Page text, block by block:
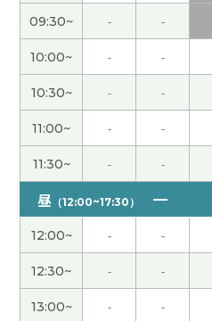
謝謝老師，下次見！
谢谢老师，这节课也很有意
旅行的时候经常一个人去
可以自己决定。 所以我很
待能和老师再聊，下次再
谢谢老师，我很高兴能和您
有趣能听到旅行的故事。
地方，所以很了解日本的事
下次见。
謝謝！ ( 40代 女性 )
09:30~ - -
10:00~ - -
10:30~ - -
11:00~ - -
11:30~ - -
昼 （12:00~17:30）
12:00~ - -
12:30~ - -
13:00~ - -